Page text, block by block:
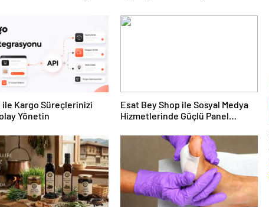
ile Kargo Süreçlerinizi
Yönetin
Esat Bey Shop ile Sosyal Medya
Hizmetlerinde Güçlü Panel